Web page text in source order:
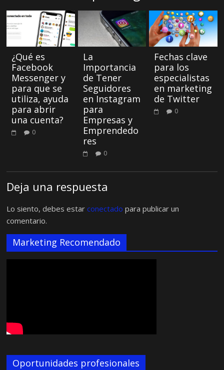
¿Qué es
Facebook
Messenger y
para que se
utiliza, ayuda
para abrir
una cuenta?
0
La
Importancia
de Tener
Seguidores
en Instagram
para
Empresas y
Emprendedo
res
0
Fechas clave
para los
especialistas
en marketing
de Twitter
0
Deja una respuesta
Lo siento, debes estarconectado para publicar un
comentario.
Marketing Recomendado
Oportunidades profesionales